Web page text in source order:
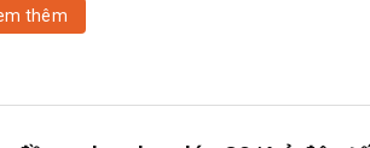
thêm